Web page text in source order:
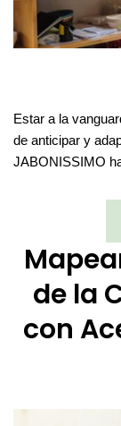
Estar a la
de anticipar y
JABONISSIMO
de la
con